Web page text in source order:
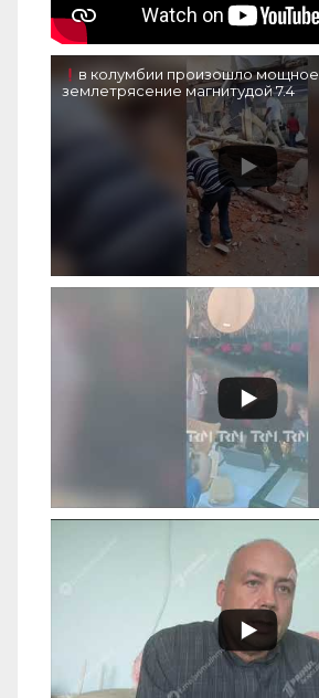
в колумбии произошло мощное
землетрясение магнитудой 7.4